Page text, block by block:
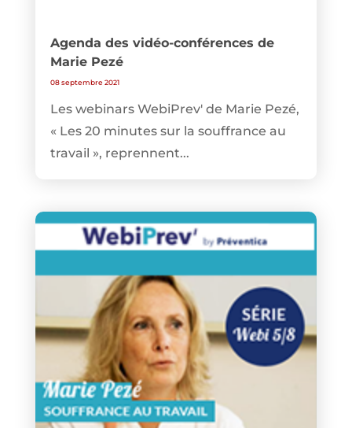
Agenda des vidéo-conférences de
Marie Pezé
08 septembre 2021
Les webinars WebiPrev' de Marie Pezé,
« Les 20 minutes sur la souffrance au
travail », reprennent...